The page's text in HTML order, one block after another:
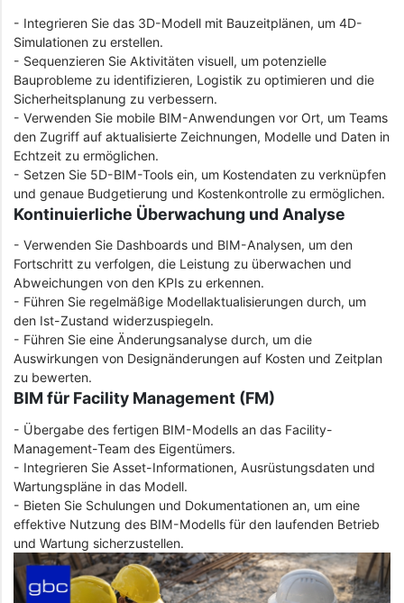
- Integrieren Sie das 3D-Modell mit Bauzeitplänen, um 4D-
Simulationen zu erstellen.
- Sequenzieren Sie Aktivitäten visuell, um potenzielle
Bauprobleme zu identifizieren, Logistik zu optimieren und die
Sicherheitsplanung zu verbessern.
- Verwenden Sie mobile BIM-Anwendungen vor Ort, um Teams
den Zugriff auf aktualisierte Zeichnungen, Modelle und Daten in
Echtzeit zu ermöglichen.
- Setzen Sie 5D-BIM-Tools ein, um Kostendaten zu verknüpfen
und genaue Budgetierung und Kostenkontrolle zu ermöglichen.
Kontinuierliche Überwachung und Analyse
- Verwenden Sie Dashboards und BIM-Analysen, um den
Fortschritt zu verfolgen, die Leistung zu überwachen und
Abweichungen von den KPIs zu erkennen.
- Führen Sie regelmäßige Modellaktualisierungen durch, um
den Ist-Zustand widerzuspiegeln.
- Führen Sie eine Änderungsanalyse durch, um die
Auswirkungen von Designänderungen auf Kosten und Zeitplan
zu bewerten.
BIM für Facility Management (FM)
- Übergabe des fertigen BIM-Modells an das Facility-
Management-Team des Eigentümers.
- Integrieren Sie Asset-Informationen, Ausrüstungsdaten und
Wartungspläne in das Modell.
- Bieten Sie Schulungen und Dokumentationen an, um eine
effektive Nutzung des BIM-Modells für den laufenden Betrieb
und Wartung sicherzustellen.